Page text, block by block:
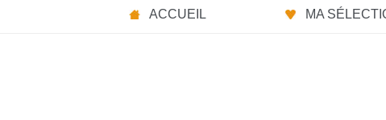
ACCUEIL MA
Panneau de gestion des cookies